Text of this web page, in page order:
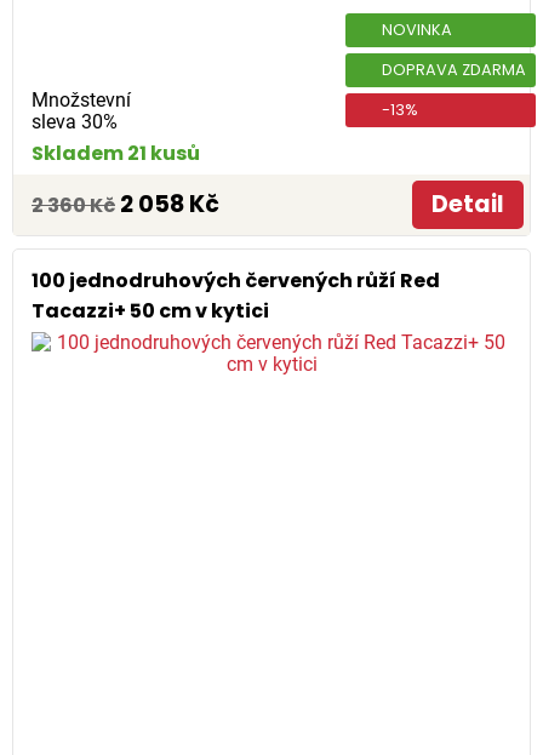
Množstevní
sleva 30%
NOVINKA
DOPRAVA ZDARMA
-13%
Skladem 21 kusů
2 360 Kč 2 058 Kč Detail
100 jednodruhových červených růží Red
Tacazzi+ 50 cm v kytici